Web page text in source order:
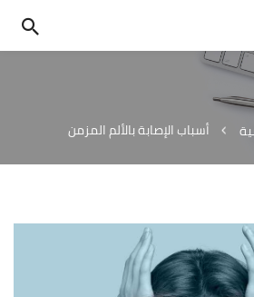
أسباب الإصابة بالألم المزمن